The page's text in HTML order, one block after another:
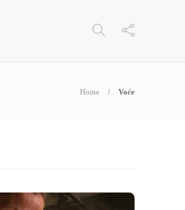
Home Voće